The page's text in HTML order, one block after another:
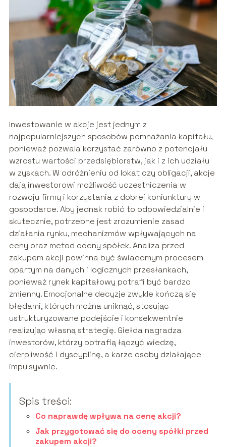
Inwestowanie w akcje jest jednym z
najpopularniejszych sposobów pomnażania kapitału,
ponieważ pozwala korzystać zarówno z potencjału
wzrostu wartości przedsiębiorstw, jak i z ich udziału
w zyskach. W odróżnieniu od lokat czy obligacji, akcje
dają inwestorowi możliwość uczestniczenia w
rozwoju firmy i korzystania z dobrej koniunktury w
gospodarce. Aby jednak robić to odpowiedzialnie i
skutecznie, potrzebne jest zrozumienie zasad
działania rynku, mechanizmów wpływających na
ceny oraz metod oceny spółek. Analiza przed
zakupem akcji powinna być świadomym procesem
opartym na danych i logicznych przesłankach,
ponieważ rynek kapitałowy potrafi być bardzo
zmienny. Emocjonalne decyzje zwykle kończą się
błędami, których można uniknąć, stosując
ustrukturyzowane podejście i konsekwentnie
realizując własną strategię. Giełda nagradza
inwestorów, którzy potrafią łączyć wiedzę,
cierpliwość i dyscyplinę, a karze osoby działające
impulsywnie.
Spis treści:
Co naprawdę wpływa na cenę akcji?
Jak przygotować się do oceny spółki przed
zakupem akcji?